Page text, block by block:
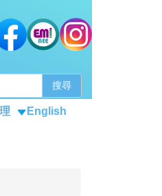
搜尋
English